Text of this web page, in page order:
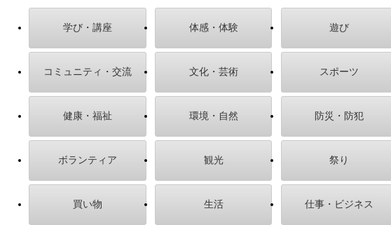
学び・講座 体感・体験 遊び
コミュニティ・交流 文化・芸術 スポーツ
健康・福祉 環境・自然 防災・防犯
ボランティア 観光 祭り
買い物 生活 仕事・ビジネス